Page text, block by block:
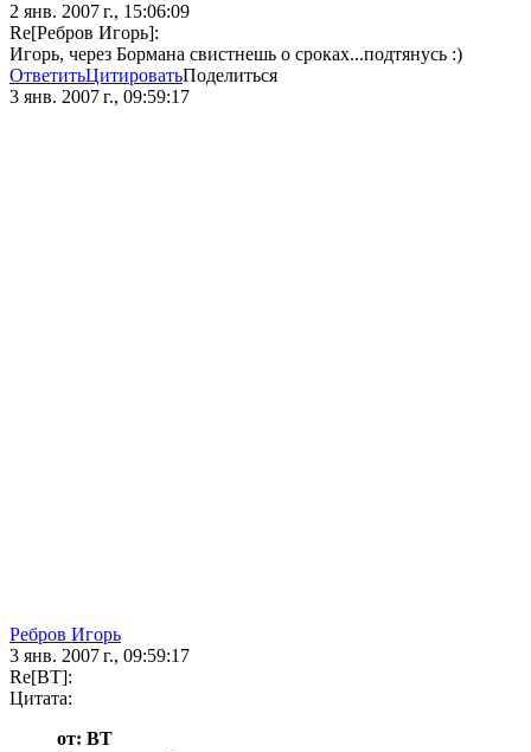
2 янв. 2007 г., 15:06:09
Re[Ребров Игорь]:
Игорь, через Бормана свистнешь о сроках...подтянусь :)
ОтветитьЦитироватьПоделиться
3 янв. 2007 г., 09:59:17
Ребров Игорь
3 янв. 2007 г., 09:59:17
Re[BT]:
Цитата:
от: BT